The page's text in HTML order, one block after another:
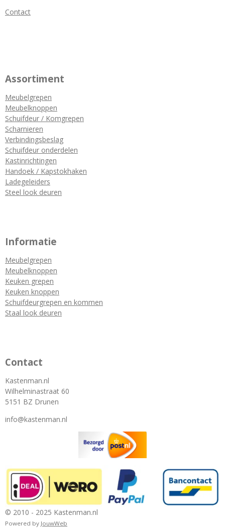
Contact
Assortiment
Meubelgrepen
Meubelknoppen
Schuifdeur / Komgrepen
Scharnieren
Verbindingsbeslag
Schuifdeur onderdelen
Kastinrichtingen
Handoek / Kapstokhaken
Ladegeleiders
Steel look deuren
Informatie
Meubelgrepen
Meubelknoppen
Keuken grepen
Keuken knoppen
Schuifdeurgrepen en kommen
Staal look deuren
Contact
Kastenman.nl
Wilhelminastraat 60
5151 BZ Drunen
info@kastenman.nl
© 2010 - 2025 Kastenman.nl
Powered by JouwWeb